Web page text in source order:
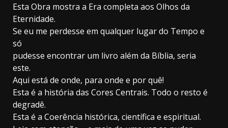
Esta Obra mostra a Era completa aos Olhos da
Eternidade.
Se eu me perdesse em qualquer lugar do Tempo e
só
pudesse encontrar um livro além da Bíblia, seria
este.
Aqui está de onde, para onde e por quê!
Esta é a história das Cores Centrais. Todo o resto é
degradê.
Esta é a Coerência histórica, científica e espiritual.